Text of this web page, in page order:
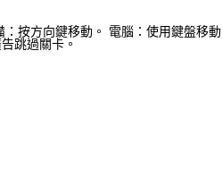
按方向鍵移動。 電腦：使用鍵盤移
跳過關卡。